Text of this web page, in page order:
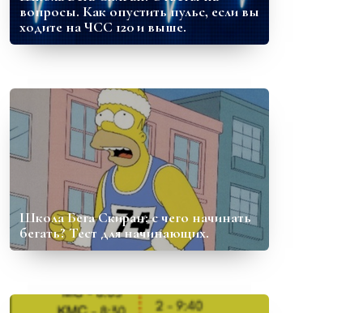
вопросы. Как опустить пульс, если вы
ходите на ЧСС 120 и выше.
Школа Бега Скиран: с чего начинать
бегать? Тест для начинающих.